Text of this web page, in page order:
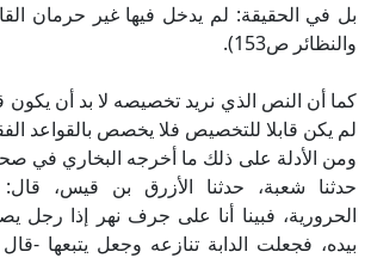
بل في الحقيقة: لم يدخل فيها غير حرمان
والنظائر ص153).
كما أن النص الذي نريد تخصيصه لا بد أن يكون
لم يكن قابلا للتخصيص فلا يخصص بالقواعد
ومن الأدلة على ذلك ما أخرجه البخاري في
حدثنا شعبة، حدثنا الأزرق بن قيس، قال:
الحرورية، فبينا أنا على جرف نهر إذا رجل
بيده، فجعلت الدابة تنازعه وجعل يتبعها -